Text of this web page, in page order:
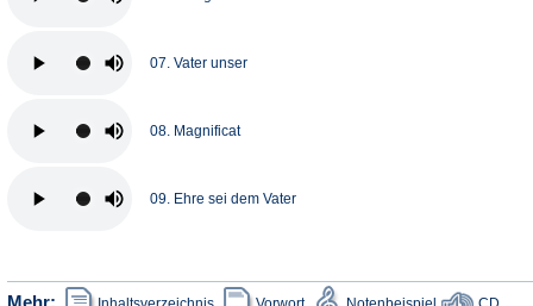
07. Vater unser
08. Magnificat
09. Ehre sei dem Vater
(Öffnet
(Öffnet
(Öffnet